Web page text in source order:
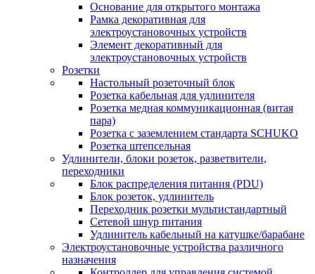
Основание для открытого монтажа
Рамка декоративная для
электроустановочных устройств
Элемент декоративный для
электроустановочных устройств
Розетки
Настольный розеточный блок
Розетка кабельная для удлинителя
Розетка медная коммуникационная (витая
пара)
Розетка с заземлением стандарта SCHUKO
Розетка штепсельная
Удлинители, блоки розеток, разветвители,
переходники
Блок распределения питания (PDU)
Блок розеток, удлинитель
Переходник розетки мультистандартный
Сетевой шнур питания
Удлинитель кабельный на катушке/барабане
Электроустановочные устройства различного
назначения